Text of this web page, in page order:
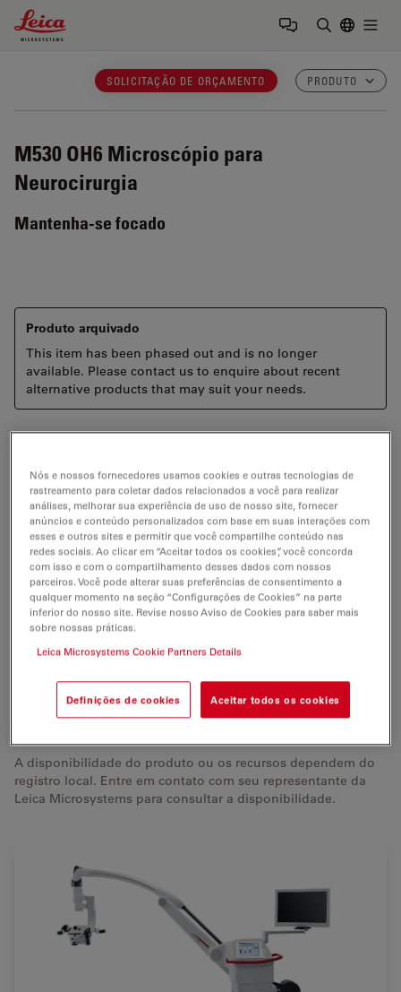
Leica Microsystems Logo
SOLICITAÇÃO DE ORÇAMENTO PRODUTO
M530 OH6 Microscópio para
Neurocirurgia
Mantenha-se focado
Produto arquivado
This item has been phased out and is no longer
available. Please contact us to enquire about recent
alternative products that may suit your needs.
Como cirurgião você tem que se manter focado.
Focado em conseguir o melhor resultado possível para
o seu paciente. Focado no que é importante em cada
momento da cirurgia. O Leica M530 OH6 foi
desenvolvido para ajudá-lo a manter o foco:
Proporciona uma visualização ideal graças à tecnologia
revolucionária FusionOptics, que combina alta
resolução com maior profundidade do campo. Além
disso, seu desenho inteiramente ergonômico permite
distrações físicas é possível permanecer concentrado
na tarefa vital que lhe compete.
A disponibilidade do produto ou os recursos dependem do
registro local. Entre em contato com seu representante da
Leica Microsystems para consultar a disponibilidade.
Nós e nossos fornecedores usamos cookies e outras tecnologias de
rastreamento para coletar dados relacionados a você para realizar
análises, melhorar sua experiência de uso de nosso site, fornecer
anúncios e conteúdo personalizados com base em suas interações com
esses e outros sites e permitir que você compartilhe conteúdo nas
redes sociais. Ao clicar em “Aceitar todos os cookies”, você concorda
com isso e com o compartilhamento desses dados com nossos
parceiros. Você pode alterar suas preferências de consentimento a
qualquer momento na seção “Configurações de Cookies” na parte
inferior do nosso site. Revise nosso Aviso de Cookies para saber mais
sobre nossas práticas.
Leica Microsystems Cookie Partners Details
Definições de cookies Aceitar todos os cookies